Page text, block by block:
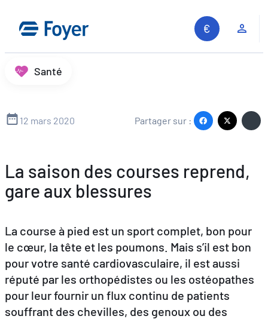
contenu
Recherche sur le site
FREN DE
Santé
12 mars 2020 Partager sur :
La saison des courses reprend,
gare aux blessures
La course à pied est un sport complet, bon pour
le cœur, la tête et les poumons. Mais s’il est bon
pour votre santé cardiovasculaire, il est aussi
réputé par les orthopédistes ou les ostéopathes
pour leur fournir un flux continu de patients
souffrant des chevilles, des genoux ou des